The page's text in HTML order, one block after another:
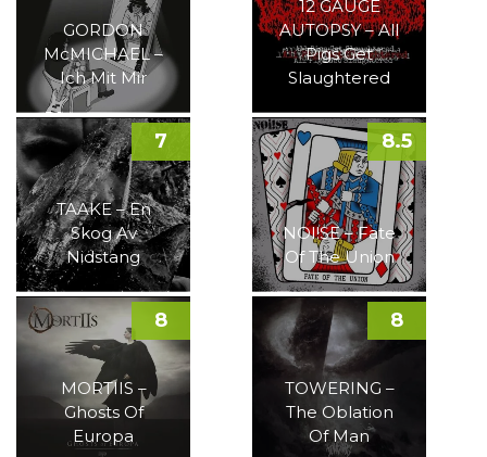
GORDON
McMICHAEL –
Ich Mit Mir
12 GAUGE
AUTOPSY – All
Pigs Get
Slaughtered
TAAKE – En
Skog Av
Nidstang
7
NOI!SE – Fate
Of The Union
8.5
MORTIIS –
Ghosts Of
Europa
8
TOWERING –
The Oblation
Of Man
8